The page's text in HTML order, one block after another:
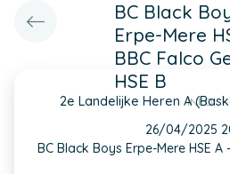
BC Black
Erpe-Mere
BBC Falco
HSE B
2e Landelijke Heren AINFO
26/04/2025
BC Black Boys Erpe-Mere HSE A